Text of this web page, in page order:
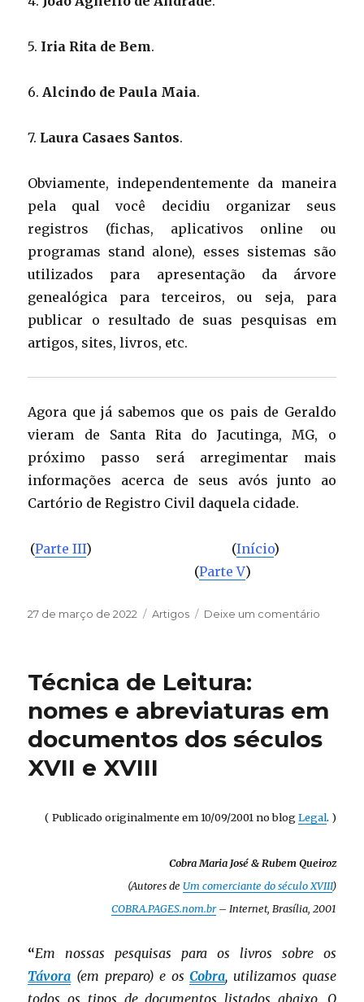
5. Iria Rita de Bem.
6. Alcindo de Paula Maia.
7. Laura Casaes Santos.
Obviamente, independentemente da maneira
pela qual você decidiu organizar seus
registros (fichas, aplicativos online ou
programas stand alone), esses sistemas são
utilizados para apresentação da árvore
genealógica para terceiros, ou seja, para
publicar o resultado de suas pesquisas em
artigos, sites, livros, etc.
Agora que já sabemos que os pais de Geraldo
vieram de Santa Rita do Jacutinga, MG, o
próximo passo será arregimentar mais
informações acerca de seus avós junto ao
Cartório de Registro Civil daquela cidade.
(Parte III) (Início)
(Parte V)
Publicado
27 de março de 2022 Categorias
Artigos Deixe um comentário
IV
)
Técnica de Leitura:
nomes e abreviaturas em
documentos dos séculos
XVII e XVIII
( Publicado originalmente em 10/09/2001 no blogLegal. )
Cobra Maria José & Rubem Queiroz
(Autores de Um comerciante do século XVIII)
COBRA.PAGES.nom.br– Internet, Brasília, 2001
“Em nossas pesquisas para os livros sobre os
Távora (em preparo) e osCobra, utilizamos quase
todos os tipos de documentos listados abaixo. O